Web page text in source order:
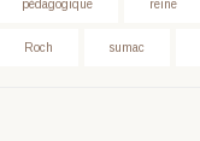
pédagogique reine
Roch sumac